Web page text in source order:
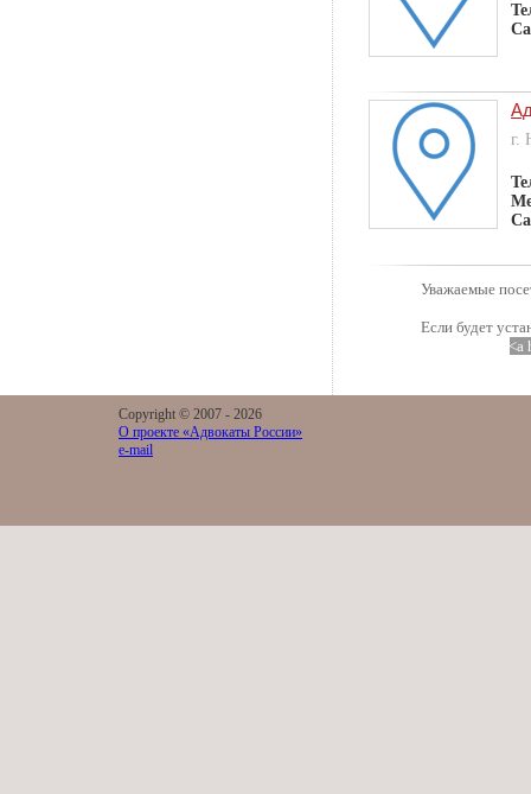
г.
Уважаемые
Если будет
<a
Copyright © 2007 - 2026
О проекте «Адвокаты России»
e-mail